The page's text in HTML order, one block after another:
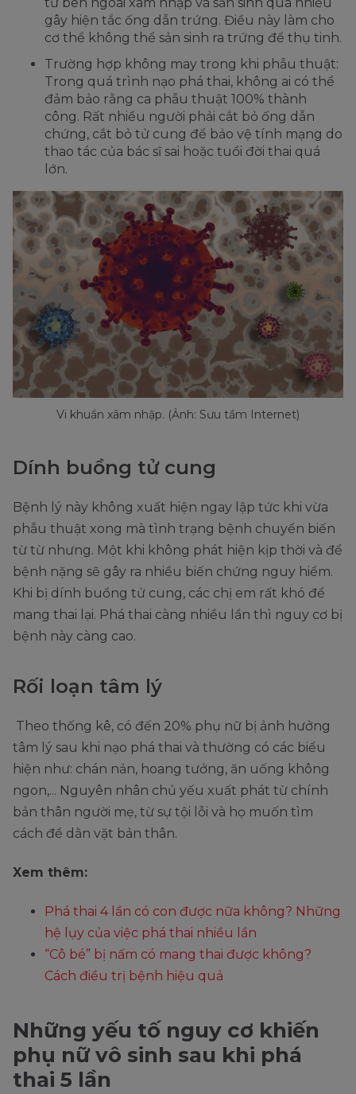
gây hiện tắc ống dẫn trứng. Điều này làm cho
cơ thể không thể sản sinh ra trứng để thụ tinh.
Trường hợp không may trong khi phẫu thuật:
Trong quá trình nạo phá thai, không ai có thể
đảm bảo rằng ca phẫu thuật 100% thành
công. Rất nhiều người phải cắt bỏ ống dẫn
chứng, cắt bỏ tử cung để bảo vệ tính mạng do
thao tác của bác sĩ sai hoặc tuổi đời thai quá
lớn.
Vi khuẩn xâm nhập. (Ảnh: Sưu tầm Internet)
Dính buồng tử cung
Bệnh lý này không xuất hiện ngay lập tức khi vừa
phẫu thuật xong mà tình trạng bệnh chuyển biến
từ từ nhưng. Một khi không phát hiện kịp thời và để
bệnh nặng sẽ gây ra nhiều biến chứng nguy hiểm.
Khi bị dính buồng tử cung, các chị em rất khó để
mang thai lại. Phá thai càng nhiều lần thì nguy cơ bị
bệnh này càng cao.
Rối loạn tâm lý
Theo thống kê, có đến 20% phụ nữ bị ảnh hưởng
tâm lý sau khi nạo phá thai và thường có các biểu
hiện như: chán nản, hoang tưởng, ăn uống không
ngon,... Nguyên nhân chủ yếu xuất phát từ chính
bản thân người mẹ, từ sự tội lỗi và họ muốn tìm
cách để dằn vặt bản thân.
Xem thêm:
Phá thai 4 lần có con được nữa không? Những
hệ lụy của việc phá thai nhiều lần
“Cô bé” bị nấm có mang thai được không?
Cách điều trị bệnh hiệu quả
Những yếu tố nguy cơ khiến
phụ nữ vô sinh sau khi phá
thai 5 lần